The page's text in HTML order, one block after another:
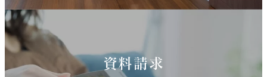
資料請求